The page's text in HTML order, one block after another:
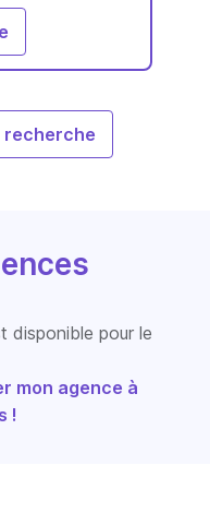
recherche
disponible pour le
mon agence à
!